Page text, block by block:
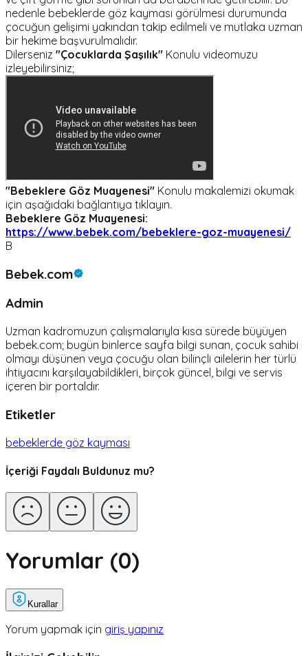
nedenle bebeklerde göz kayması görülmesi durumunda
çocuğun gelişimi yakından takip edilmeli ve mutlaka uzman
bir hekime başvurulmalıdır.
Dilerseniz "Çocuklarda Şaşılık" Konulu videomuzu
izleyebilirsiniz;
"Bebeklere Göz Muayenesi" Konulu makalemizi okumak
için aşağıdaki bağlantıya tıklayın.
Bebeklere Göz Muayenesi:
https://www.bebek.com/bebeklere-goz-muayenesi/
B
Bebek.com
Admin
Uzman kadromuzun çalışmalarıyla kısa sürede büyüyen
bebek.com; bugün binlerce sayfa bilgi sunan, çocuk sahibi
olmayı düşünen veya çocuğu olan bilinçli ailelerin her türlü
ihtiyacını karşılayabildikleri, birçok güncel, bilgi ve servis
içeren bir portaldır.
Etiketler
bebeklerde göz kayması
İçeriği Faydalı Buldunuz mu?
Yorumlar (0)
Kurallar
Yorum yapmak için giriş yapınız